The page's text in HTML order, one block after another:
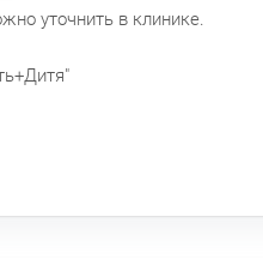
уточнить в клинике.